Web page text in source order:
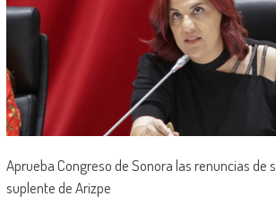
Aprueba Congreso de Sonora las renuncias de
suplente de Arizpe